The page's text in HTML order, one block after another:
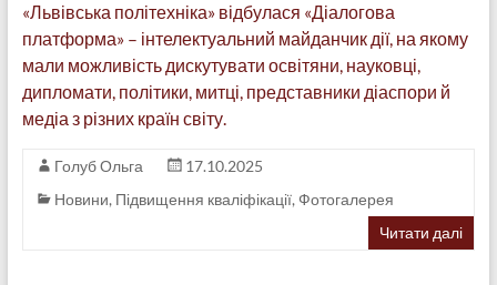
«Львівська політехніка» відбулася «Діалогова
платформа» – інтелектуальний майданчик дії, на якому
мали можливість дискутувати освітяни, науковці,
дипломати, політики, митці, представники діаспори й
медіа з різних країн світу.
Голуб Ольга
17.10.2025
Новини, Підвищення кваліфікації, Фотогалерея
Читати далі